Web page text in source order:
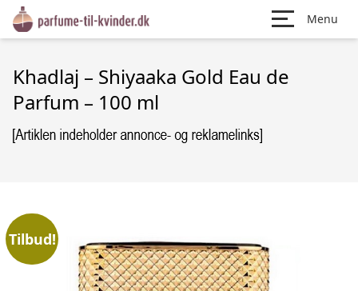
Menu
Khadlaj – Shiyaaka Gold Eau de
Parfum – 100 ml
Tilbud!